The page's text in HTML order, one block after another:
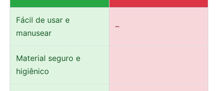
Fácil de usar e
manusear
–
Material seguro e
higiênico